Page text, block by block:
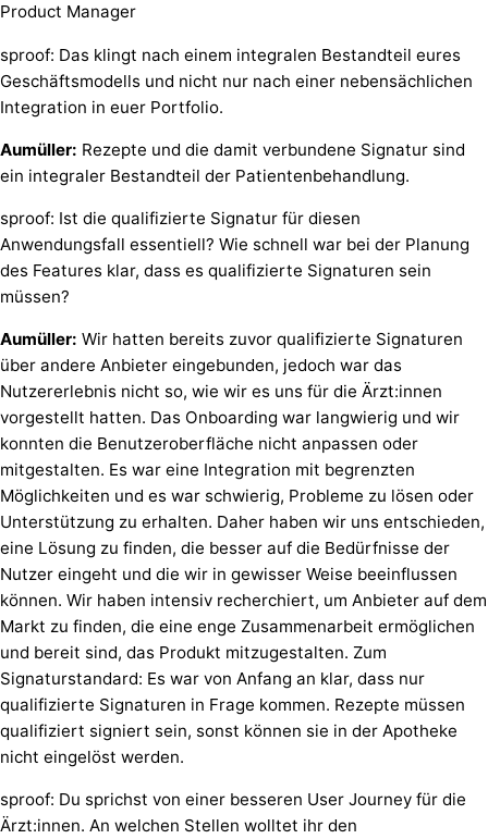
Product Manager
sproof: Das klingt nach einem integralen Bestandteil eures
Geschäftsmodells und nicht nur nach einer nebensächlichen
Integration in euer Portfolio.
Aumüller: Rezepte und die damit verbundene Signatur sind
ein integraler Bestandteil der Patientenbehandlung.
sproof: Ist die qualifizierte Signatur für diesen
Anwendungsfall essentiell? Wie schnell war bei der Planung
des Features klar, dass es qualifizierte Signaturen sein
müssen?
Aumüller: Wir hatten bereits zuvor qualifizierte Signaturen
über andere Anbieter eingebunden, jedoch war das
Nutzererlebnis nicht so, wie wir es uns für die Ärzt:innen
vorgestellt hatten. Das Onboarding war langwierig und wir
konnten die Benutzeroberfläche nicht anpassen oder
mitgestalten. Es war eine Integration mit begrenzten
Möglichkeiten und es war schwierig, Probleme zu lösen oder
Unterstützung zu erhalten. Daher haben wir uns entschieden,
eine Lösung zu finden, die besser auf die Bedürfnisse der
Nutzer eingeht und die wir in gewisser Weise beeinflussen
können. Wir haben intensiv recherchiert, um Anbieter auf dem
Markt zu finden, die eine enge Zusammenarbeit ermöglichen
und bereit sind, das Produkt mitzugestalten. Zum
Signaturstandard: Es war von Anfang an klar, dass nur
qualifizierte Signaturen in Frage kommen. Rezepte müssen
qualifiziert signiert sein, sonst können sie in der Apotheke
nicht eingelöst werden.
sproof: Du sprichst von einer besseren User Journey für die
Ärzt:innen. An welchen Stellen wolltet ihr den